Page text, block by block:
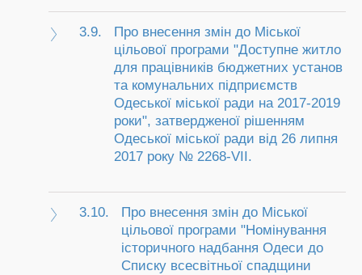
3.9.
Про внесення змін до Міської
цільової програми "Доступне житло
для працівників бюджетних установ
та комунальних підприємств
Одеської міської ради на 2017-2019
роки", затвердженої рішенням
Одеської міської ради від 26 липня
2017 року № 2268-VII.
3.10.
Про внесення змін до Міської
цільової програми "Номінування
історичного надбання Одеси до
Списку всесвітньої спадщини